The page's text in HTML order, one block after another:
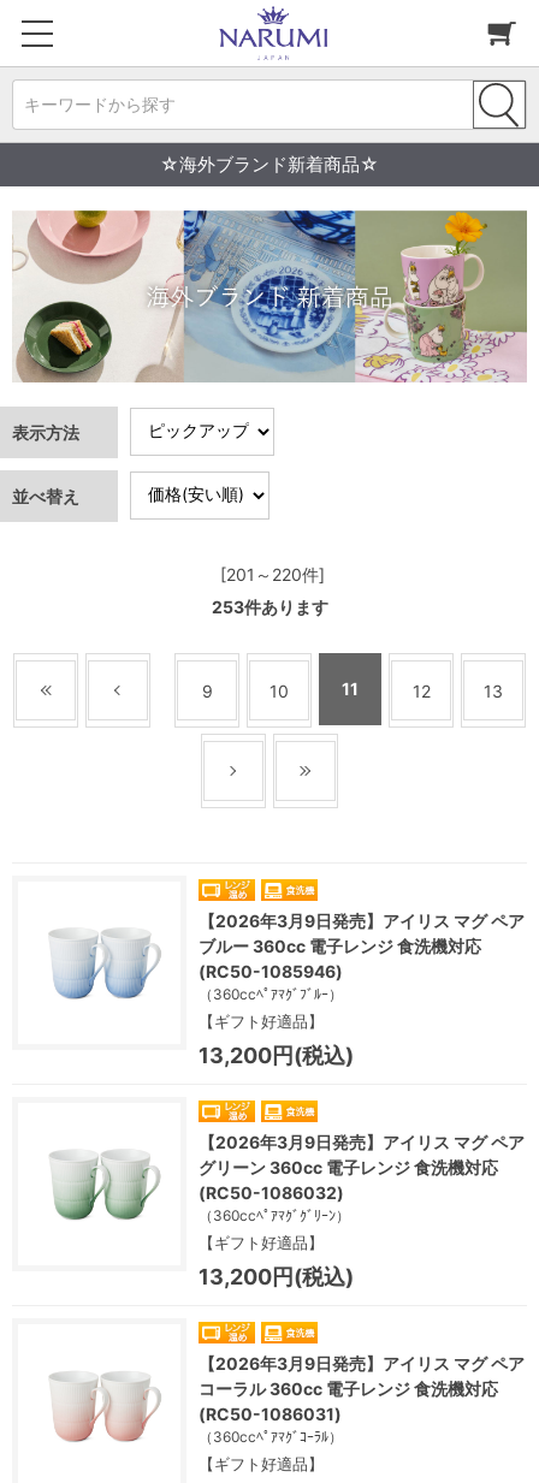
キーワードから探す
☆海外ブランド新着商品☆
表示方法
並べ替え
[201～220件]
253件あります
9 10 11 12 13
【2026年3月9日発売】アイリス マグ ペア
ブルー 360cc 電子レンジ 食洗機対応
(RC50-1085946)
（360ccﾍﾟｱﾏｸﾞﾌﾞﾙｰ）
【ギフト好適品】
13,200円(税込)
【2026年3月9日発売】アイリス マグ ペア
グリーン 360cc 電子レンジ 食洗機対応
(RC50-1086032)
（360ccﾍﾟｱﾏｸﾞｸﾞﾘｰﾝ）
【ギフト好適品】
13,200円(税込)
【2026年3月9日発売】アイリス マグ ペア
コーラル 360cc 電子レンジ 食洗機対応
(RC50-1086031)
（360ccﾍﾟｱﾏｸﾞｺｰﾗﾙ）
【ギフト好適品】